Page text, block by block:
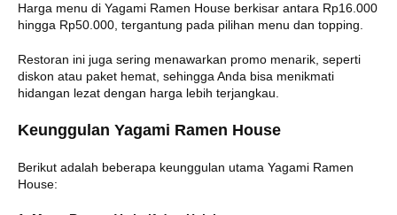
Harga menu di Yagami Ramen House berkisar antara Rp16.000
hingga Rp50.000, tergantung pada pilihan menu dan topping.
Restoran ini juga sering menawarkan promo menarik, seperti
diskon atau paket hemat, sehingga Anda bisa menikmati
hidangan lezat dengan harga lebih terjangkau.
Keunggulan Yagami Ramen House
Berikut adalah beberapa keunggulan utama Yagami Ramen
House: